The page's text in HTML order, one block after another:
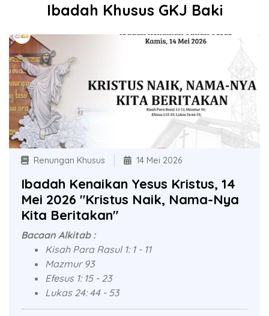
Ibadah Khusus GKJ Baki
Renungan Khusus 14 Mei 2026
Ibadah Kenaikan Yesus Kristus, 14
Mei 2026 "Kristus Naik, Nama-Nya
Kita Beritakan"
Bacaan Alkitab :
Kisah Para Rasul 1: 1 - 11
Mazmur 93
Efesus 1: 15 - 23
Lukas 24: 44 - 53